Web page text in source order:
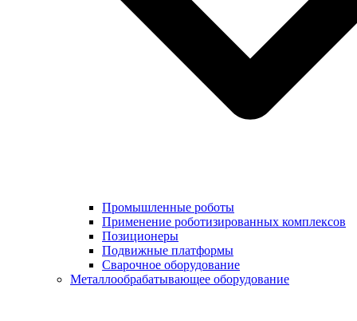
Промышленные роботы
Применение роботизированных комплексов
Позиционеры
Подвижные платформы
Сварочное оборудование
Металлообрабатывающее оборудование